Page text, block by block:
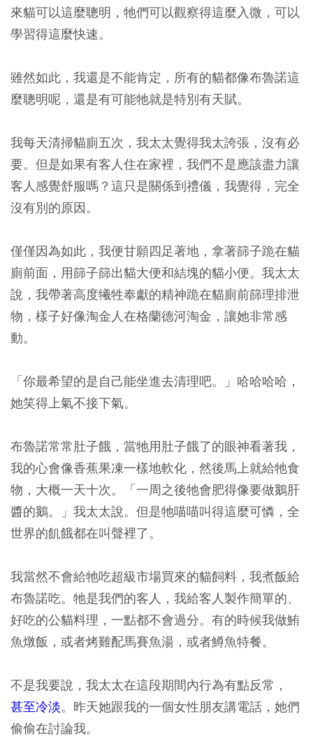
來貓可以這麼聰明，牠們可以觀察得這麼入微，可以
學習得這麼快速。
雖然如此，我還是不能肯定，所有的貓都像布魯諾這
麼聰明呢，還是有可能牠就是特別有天賦。
我每天清掃貓廁五次，我太太覺得我太誇張，沒有必
要。但是如果有客人住在家裡，我們不是應該盡力讓
客人感覺舒服嗎？這只是關係到禮儀，我覺得，完全
沒有別的原因。
僅僅因為如此，我便甘願四足著地，拿著篩子跪在貓
廁前面，用篩子篩出貓大便和結塊的貓小便。我太太
說，我帶著高度犧牲奉獻的精神跪在貓廁前篩理排泄
物，樣子好像淘金人在格蘭德河淘金，讓她非常感
動。
「你最希望的是自己能坐進去清理吧。」哈哈哈哈，
她笑得上氣不接下氣。
布魯諾常常肚子餓，當牠用肚子餓了的眼神看著我，
我的心會像香蕉果凍一樣地軟化，然後馬上就給牠食
物，大概一天十次。「一周之後牠會肥得像要做鵝肝
醬的鵝。」我太太說。但是牠喵喵叫得這麼可憐，全
世界的飢餓都在叫聲裡了。
我當然不會給牠吃超級市場買來的貓飼料，我煮飯給
布魯諾吃。牠是我們的客人，我給客人製作簡單的、
好吃的公貓料理，一點都不會過分。有的時候我做鮪
魚燉飯，或者烤雞配馬賽魚湯，或者鱒魚特餐。
不是我要說，我太太在這段期間內行為有點反常，
甚至冷淡。昨天她跟我的一個女性朋友講電話，她們
偷偷在討論我。